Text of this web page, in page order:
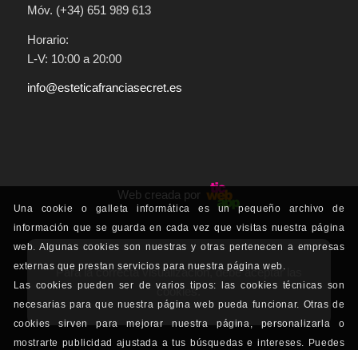
Móv. (+34) 651 989 613
Horario:
L-V: 10:00 a 20:00
info@esteticafranciasecret.es
Web creada por
Para la correcta visualización, debe aceptar las
cookies.
Una cookie o galleta informática es un pequeño archivo de
información que se guarda en cada vez que visitas nuestra página
web. Algunas cookies son nuestras y otras pertenecen a empresas
externas que prestan servicios para nuestra página web.
Las cookies pueden ser de varios tipos: las cookies técnicas son
necesarias para que nuestra página web pueda funcionar. Otras de
cookies sirven para mejorar nuestra página, personalizarla o
mostrarte publicidad ajustada a tus búsquedas e intereses. Puedes